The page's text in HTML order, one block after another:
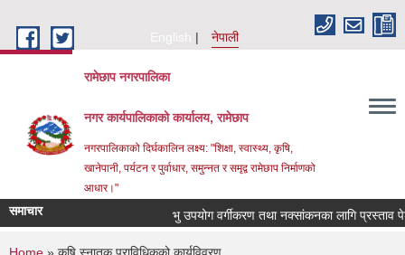
English
नेपाली
रामेछाप नगरपालिका
नगर कार्यपालिकाको कार्यालय, रामेछाप
नगरपालिकाको दिर्घकालिन लक्ष्य: "शिक्षा, स्वास्थ्य, कृषि,
खानेपानी, पर्यटन र पुर्वाधार, समुन्नत र समृद्व रामेछाप निर्माणको
आधार।"
समाचार भु उपयोग वर्गीकरण तथा नक्सांकनका लागि प्रस्ताव पेश